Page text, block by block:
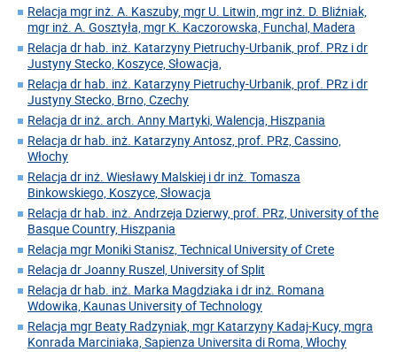
Relacja mgr inż. A. Kaszuby, mgr U. Litwin, mgr inż. D. Bliźniak,
mgr inż. A. Gosztyła, mgr K. Kaczorowska, Funchal, Madera
Relacja dr hab. inż. Katarzyny Pietruchy-Urbanik, prof. PRz i dr
Justyny Stecko, Koszyce, Słowacja,
Relacja dr hab. inż. Katarzyny Pietruchy-Urbanik, prof. PRz i dr
Justyny Stecko, Brno, Czechy
Relacja dr inż. arch. Anny Martyki, Walencja, Hiszpania
Relacja dr hab. inż. Katarzyny Antosz, prof. PRz, Cassino,
Włochy
Relacja dr inż. Wiesławy Malskiej i dr inż. Tomasza
Binkowskiego, Koszyce, Słowacja
Relacja dr hab. inż. Andrzeja Dzierwy, prof. PRz, University of the
Basque Country, Hiszpania
Relacja mgr Moniki Stanisz, Technical University of Crete
Relacja dr Joanny Ruszel, University of Split
Relacja dr hab. inż. Marka Magdziaka i dr inż. Romana
Wdowika, Kaunas University of Technology
Relacja mgr Beaty Radzyniak, mgr Katarzyny Kadaj-Kucy, mgra
Konrada Marciniaka, Sapienza Universita di Roma, Włochy